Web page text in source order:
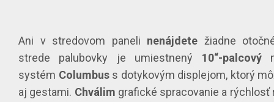
Ani v stredovom paneli nenájdete žiadne
strede palubovky je umiestnený 10“-palcový
systém Columbuss dotykovým displejom, ktorý
aj gestami. Chválim grafické spracovanie a rýchlosť